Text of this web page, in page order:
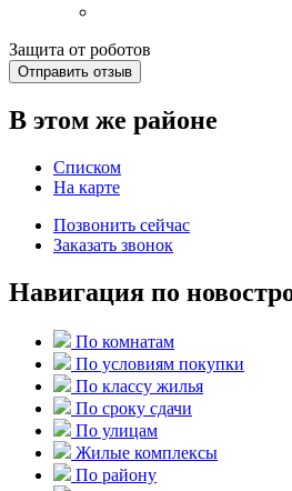
Защита от роботов
Отправить отзыв
В этом же районе
Списком
На карте
Позвонить сейчас
Заказать звонок
Навигация по
По комнатам
По условиям покупки
По классу жилья
По сроку сдачи
По улицам
Жилые комплексы
По району